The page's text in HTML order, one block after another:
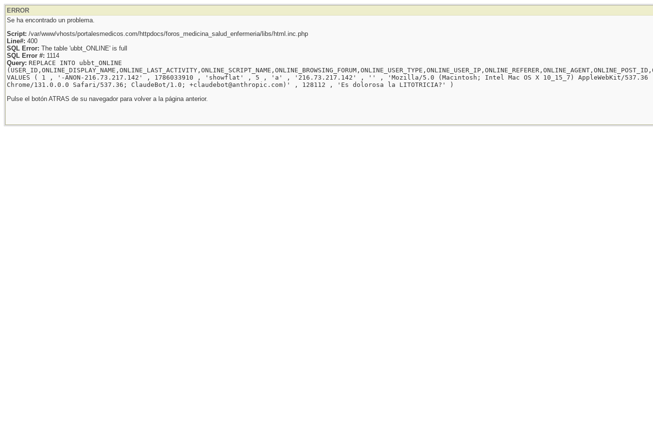
ERROR
Se ha encontrado un problema.
Script: /var/www/vhosts/portalesmedicos.com/httpdocs/foros_medicina_salud_enfermeria/libs/html.inc.php
Line#: 400
SQL Error: The table 'ubbt_ONLINE' is full
SQL Error #: 1114
Query: REPLACE INTO ubbt_ONLINE
VALUES ( 1 , '-ANON-216.73.217.142' , 1786033910 , 'showflat' , 5 , 'a' , '216.73.217.142' , '' , 'Mozilla/5.0 (Macintosh; Intel Mac OS X 10_15_7) AppleWebKit/537.36
Chrome/131.0.0.0 Safari/537.36; ClaudeBot/1.0; +claudebot@anthropic.com)' , 128112 , 'Es dolorosa la LITOTRICIA?' )
Pulse el botón ATRAS de su navegador para volver a la página anterior.